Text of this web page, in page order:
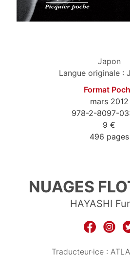
Japon
Langue originale :
Format
mars 2012
978-2-8097-
9 €
496 pages
NUAGES
HAYASHI
Traducteur·ice :